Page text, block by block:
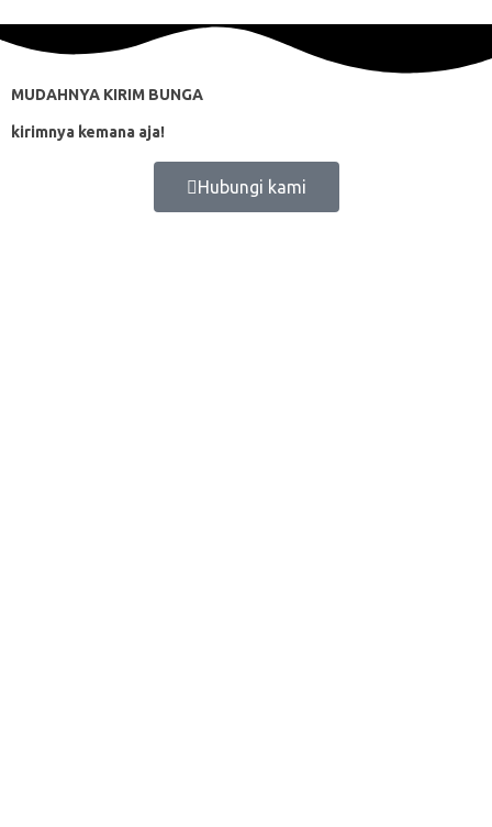
MUDAHNYA KIRIM BUNGA
kirimnya kemana aja!
Hubungi kami